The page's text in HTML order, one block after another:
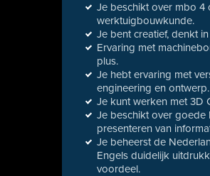
Je beschikt over mbo 4
werktuigbouwkunde.
Je bent creatief, denkt
Ervaring met
plus.
Je hebt ervaring met
engineering en ontwerp.
Je kunt werken met 3D
Je beschikt over goede
presenteren van
Je beheerst de
Engels duidelijk
voordeel.